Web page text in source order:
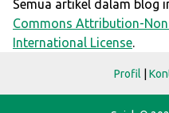
Semua artikel dalam blog
Commons Attribution-
International License
Profil |